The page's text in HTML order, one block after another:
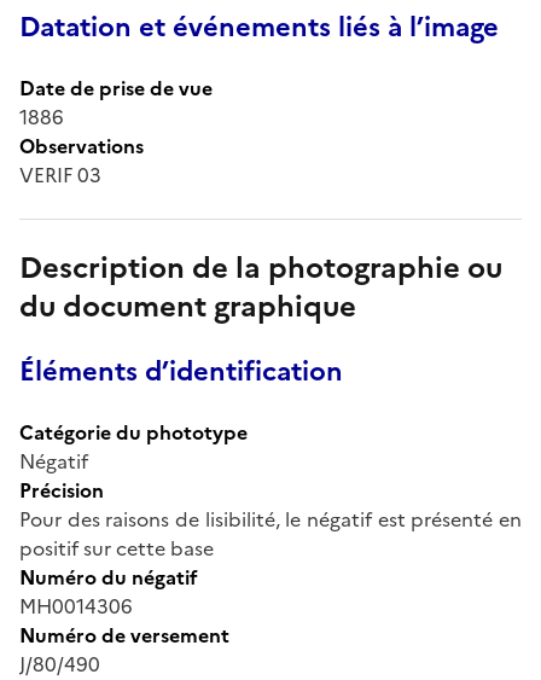
Datation et événements liés à l’image
Date de prise de vue
1886
Observations
VERIF 03
Description de la photographie ou
du document graphique
Éléments d’identification
Catégorie du phototype
Négatif
Précision
Pour des raisons de lisibilité, le négatif est présenté en
positif sur cette base
Numéro du négatif
MH0014306
Numéro de versement
J/80/490